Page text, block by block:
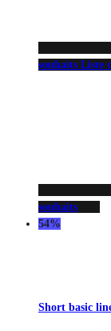
souhaits Liste
souhaits
54%
Short basic